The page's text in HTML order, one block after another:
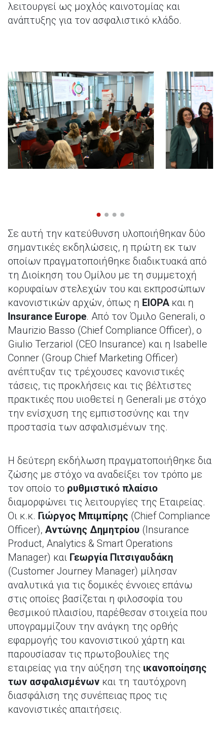
λειτουργεί ως μοχλός καινοτομίας και
ανάπτυξης για τον ασφαλιστικό κλάδο.
Σε αυτή την κατεύθυνση υλοποιήθηκαν δύο
σημαντικές εκδηλώσεις, η πρώτη εκ των
οποίων πραγματοποιήθηκε διαδικτυακά από
τη Διοίκηση του Ομίλου με τη συμμετοχή
κορυφαίων στελεχών του και εκπροσώπων
κανονιστικών αρχών, όπως η EIOPAκαι η
Insurance Europe. Από τον Όμιλο Generali, o
Maurizio Basso (Chief Compliance Officer), ο
Giulio Terzariol (CEO Insurance) και η Isabelle
Conner (Group Chief Marketing Officer)
ανέπτυξαν τις τρέχουσες κανονιστικές
τάσεις, τις προκλήσεις και τις βέλτιστες
πρακτικές που υιοθετεί η Generali με στόχο
την ενίσχυση της εμπιστοσύνης και την
προστασία των ασφαλισμένων της.
Η δεύτερη εκδήλωση πραγματοποιήθηκε δια
ζώσης με στόχο να αναδείξει τον τρόπο με
τον οποίο το ρυθμιστικό πλαίσιο
διαμορφώνει τις λειτουργίες της Εταιρείας.
Οι κ.κ. Γιώργος Μπιμπίρης (Chief Compliance
Officer), Αντώνης Δημητρίου (Insurance
Product, Analytics & Smart Operations
Manager) και Γεωργία Πιτσιγαυδάκη
(Customer Journey Manager) μίλησαν
αναλυτικά για τις δομικές έννοιες επάνω
στις οποίες βασίζεται η φιλοσοφία του
θεσμικού πλαισίου, παρέθεσαν στοιχεία που
υπογραμμίζουν την ανάγκη της ορθής
εφαρμογής του κανονιστικού χάρτη και
παρουσίασαν τις πρωτοβουλίες της
εταιρείας για την αύξηση της ικανοποίησης
των ασφαλισμένων και τη ταυτόχρονη
διασφάλιση της συνέπειας προς τις
κανονιστικές απαιτήσεις.